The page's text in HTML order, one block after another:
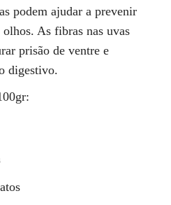
podem ajudar a prevenir
As fibras nas uvas
prisão de ventre e
digestivo.